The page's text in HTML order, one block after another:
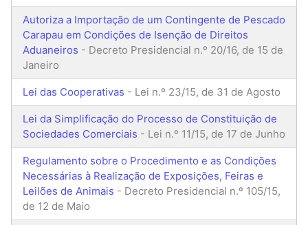
Autoriza a Importação de um Contingente de Pescado
Carapau em Condições de Isenção de Direitos
Aduaneiros - Decreto Presidencial n.º 20/16, de 15 de
Janeiro
Lei das Cooperativas - Lei n.º 23/15, de 31 de Agosto
Lei da Simplificação do Processo de Constituição de
Sociedades Comerciais - Lei n.º 11/15, de 17 de Junho
Regulamento sobre o Procedimento e as Condições
Necessárias à Realização de Exposições, Feiras e
Leilões de Animais - Decreto Presidencial n.º 105/15,
de 12 de Maio